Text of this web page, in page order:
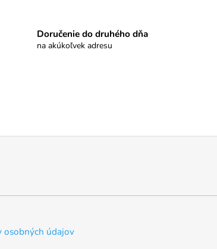
Doručenie do druhého dňa
na akúkoľvek adresu
osobných údajov